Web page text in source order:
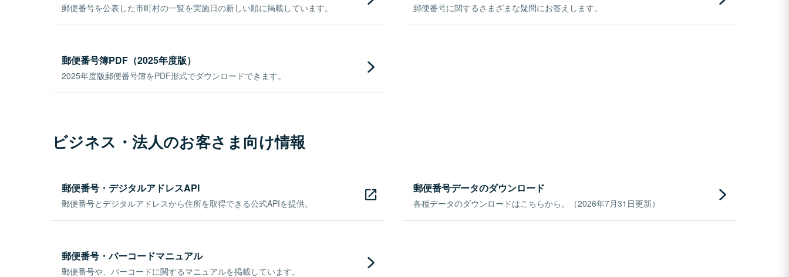
郵便番号を公表した市町村の一覧を実施日の新しい順に掲載しています。 郵便番号に関するさまざまな疑問にお答えします。
郵便番号簿PDF（2025年度版）
2025年度版郵便番号簿をPDF形式でダウンロードできます。
ビジネス・法人のお客さま向け情報
郵便番号・デジタルアドレスAPI
郵便番号とデジタルアドレスから住所を取得できる公式APIを提供。
郵便番号データのダウンロード
各種データのダウンロードはこちらから。（2026年7月31日更新）
郵便番号・バーコードマニュアル
郵便番号や、バーコードに関するマニュアルを掲載しています。